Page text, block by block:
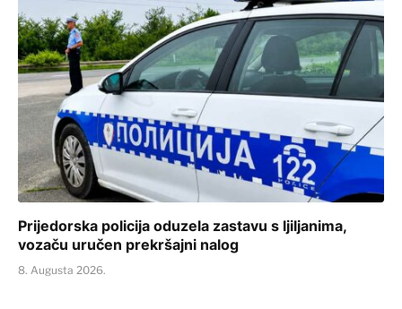
Prijedorska policija oduzela zastavu s ljiljanima,
vozaču uručen prekršajni nalog
8. Augusta 2026.